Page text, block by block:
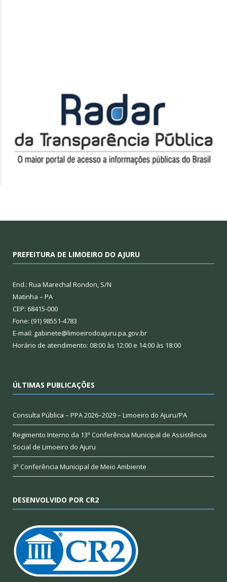
PREFEITURA DE LIMOEIRO DO AJURU
End.: Rua Marechal Rondon, S/N
Matinha – PA
CEP: 68415-000
Fone: (91) 98551-4783
E-mail: gabinete@limoeirodoajuru.pa.gov.br
Horário de atendimento: 08:00 às 12:00 e 14:00 às 18:00
ÚLTIMAS PUBLICAÇÕES
Consulta Pública – PPA 2026–2029 – Limoeiro do Ajuru/PA
Regimento Interno da 13ª Conferência Municipal de Assistência
Social de Limoeiro do Ajuru
3ª Conferência Municipal de Meio Ambiente
DESENVOLVIDO POR CR2